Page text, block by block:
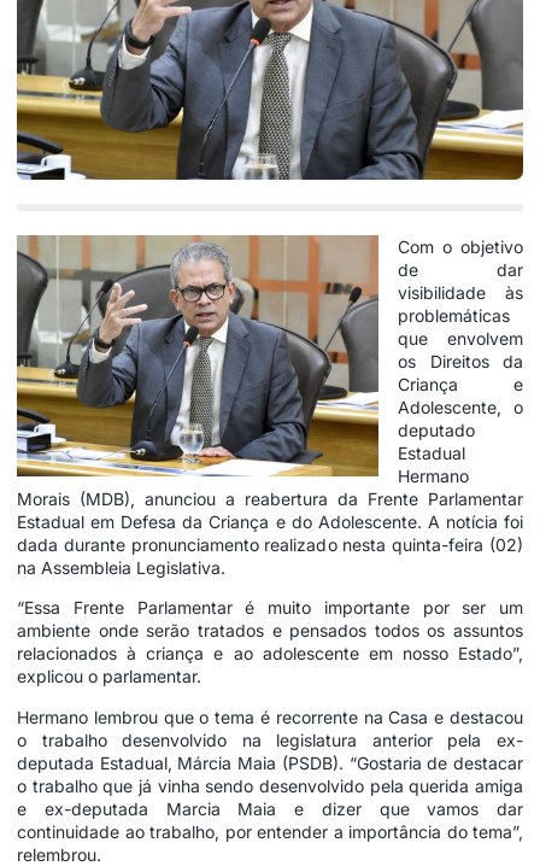
Com o objetivo
de dar
visibilidade às
problemáticas
que envolvem
os Direitos da
Criança e
Adolescente, o
deputado
Estadual
Hermano
Morais (MDB), anunciou a reabertura da Frente Parlamentar
Estadual em Defesa da Criança e do Adolescente. A notícia foi
dada durante pronunciamento realizado nesta quinta-feira (02)
na Assembleia Legislativa.
“Essa Frente Parlamentar é muito importante por ser um
ambiente onde serão tratados e pensados todos os assuntos
relacionados à criança e ao adolescente em nosso Estado”,
explicou o parlamentar.
Hermano lembrou que o tema é recorrente na Casa e destacou
o trabalho desenvolvido na legislatura anterior pela ex-
deputada Estadual, Márcia Maia (PSDB). “Gostaria de destacar
o trabalho que já vinha sendo desenvolvido pela querida amiga
e ex-deputada Marcia Maia e dizer que vamos dar
continuidade ao trabalho, por entender a importância do tema”,
relembrou.